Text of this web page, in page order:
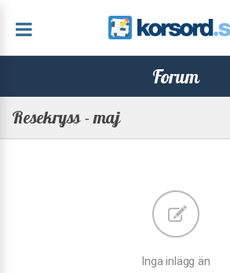
Forum
Resekryss - maj
Inga inlägg än